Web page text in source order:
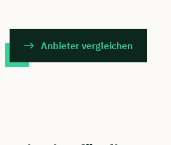
Anbieter vergleichen